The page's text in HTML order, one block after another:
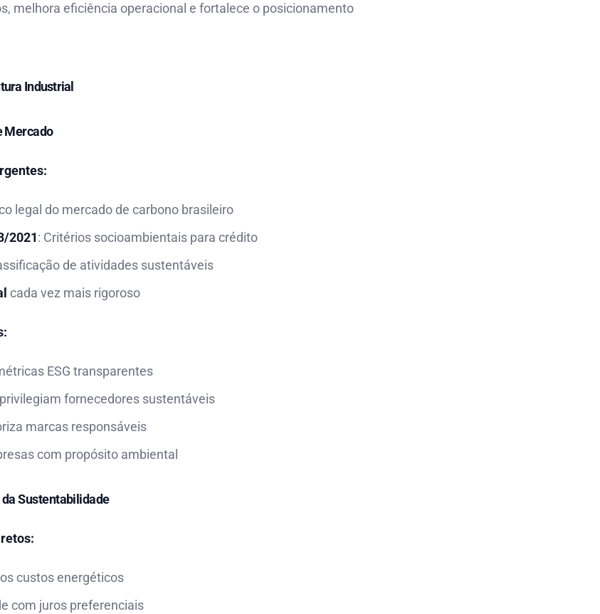
melhora eficiência operacional e fortalece o posicionamento
Industrial
Mercado
legal do mercado de carbono brasileiro
2021: Critérios socioambientais para crédito
de atividades sustentáveis
cada vez mais rigoroso
ESG transparentes
fornecedores sustentáveis
marcas responsáveis
com propósito ambiental
Sustentabilidade
custos energéticos
com juros preferenciais